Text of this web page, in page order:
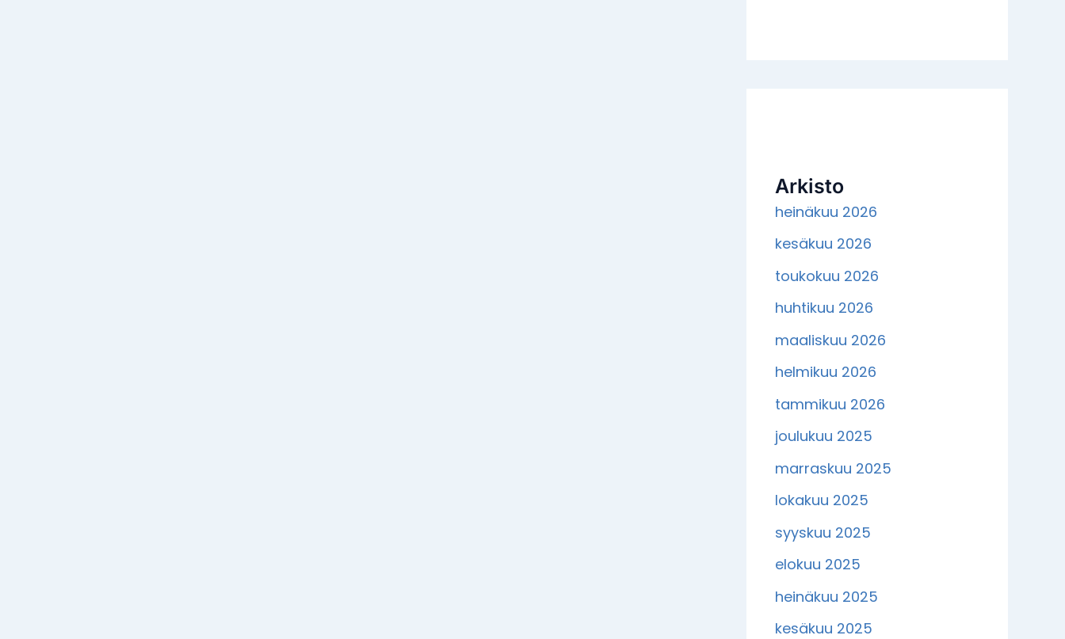
Arkisto
heinäkuu 2026
kesäkuu 2026
toukokuu 2026
huhtikuu 2026
maaliskuu 2026
helmikuu 2026
tammikuu 2026
joulukuu 2025
marraskuu 2025
lokakuu 2025
syyskuu 2025
elokuu 2025
heinäkuu 2025
kesäkuu 2025